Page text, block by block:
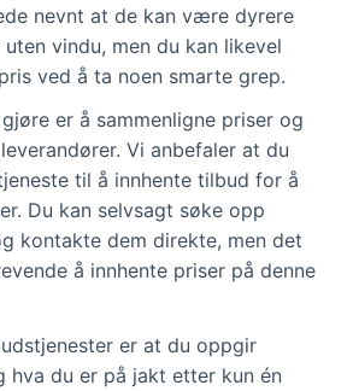
nevnt at de kan være dyrere
vindu, men du kan likevel
ved å ta noen smarte grep.
er å sammenligne priser og
Vi anbefaler at du
til å innhente tilbud for å
Du kan selvsagt søke opp
kontakte dem direkte, men det
å innhente priser på denne
er at du oppgir
hva du er på jakt etter kun én